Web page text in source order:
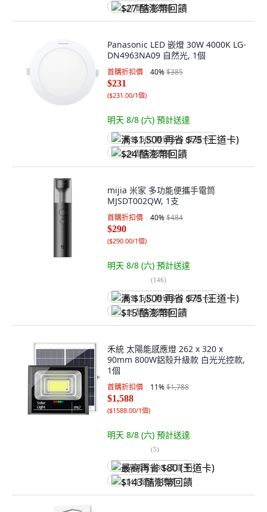
$27 酷澎幣回饋
Panasonic LED 嵌燈 30W 4000K LG-
DN4963NA09 自然光, 1個
首購折扣價 40%$385
$231
($231.00/1個)
明天 8/8 (六) 預計送達
满 $1,500 再省 $75 (王道卡)
$24 酷澎幣回饋
mijia 米家 多功能便攜手電筒
MJSDT002QW, 1支
首購折扣價 40%$484
$290
($290.00/1個)
明天 8/8 (六) 預計送達
(146)
满 $1,500 再省 $75 (王道卡)
$15 酷澎幣回饋
禾統 太陽能感應燈 262 x 320 x
90mm 800W鋁殼升級款 白光光控款,
1個
首購折扣價 11%$1,788
$1,588
($1588.00/1個)
明天 8/8 (六) 預計送達
(5)
最高再省 $80 (王道卡)
$143 酷澎幣回饋